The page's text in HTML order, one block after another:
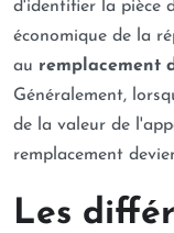
d'identifier la pièce
économique de la
au remplacement
Généralement,
de la valeur de
remplacement
Les